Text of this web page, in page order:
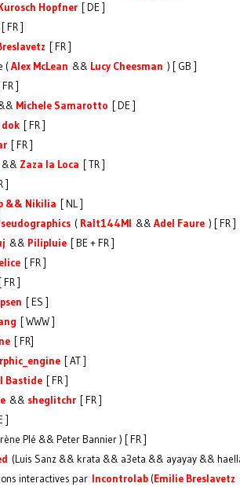
Hopfner [ DE ]
[ FR ]
[ FR ]
(Alex McLean && Lucy Cheesman ) [ GB ]
FR ]
Michele Samarotto [ DE ]
dok [ FR ]
[ FR ]
&& Zaza la Loca [ TR ]
]
&& Nikilia [ NL ]
( Ralt144MI && Adel Faure ) [ FR ]
&& Pilipluie [ BE + FR ]
[ FR ]
[ FR ]
[ ES ]
[ WWW ]
[ FR]
[ AT ]
Bastide [ FR ]
&& sheglitchr [ FR ]
]
Plé && Peter Bannier ) [ FR ]
(Luis Sanz && krata && a3eta && ayayay &&
interactives par Incontrolab (Emilie Breslavetz